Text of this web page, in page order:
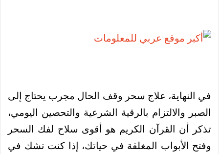
في النهاية، علاج سحر وقف الحال مجرب يحتاج إلى
الصبر والالتزام بالرقية الشرعية والتحصين اليومي،
تذكر أن القرآن الكريم هو أقوى سلاح لفك السحر
وفتح الأبواب المغلقة في حياتك، إذا كنت تشك في